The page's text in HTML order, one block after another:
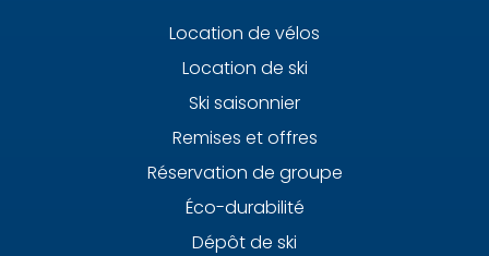
Location de vélos
Location de ski
Ski saisonnier
Remises et offres
Réservation de groupe
Éco-durabilité
Dépôt de ski